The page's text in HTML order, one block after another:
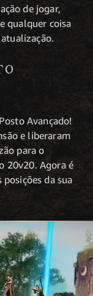
de jogar,
qualquer coisa
Avançado!
e liberaram
para o
20v20. Agora é
da sua